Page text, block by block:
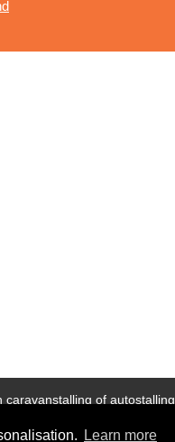
Learn more
caravanstalling of autostalling